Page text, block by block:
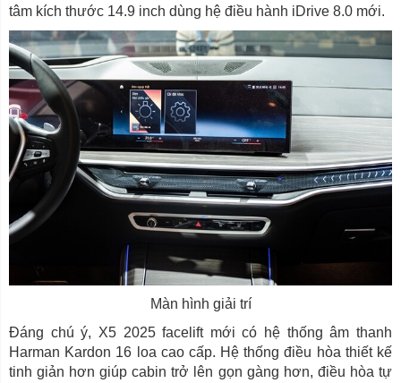
tâm kích thước 14.9 inch dùng hệ điều hành iDrive 8.0 mới.
Màn hình giải trí
Đáng chú ý, X5 2025 facelift mới có hệ thống âm thanh
Harman Kardon 16 loa cao cấp. Hệ thống điều hòa thiết kế
tinh giản hơn giúp cabin trở lên gọn gàng hơn, điều hòa tự